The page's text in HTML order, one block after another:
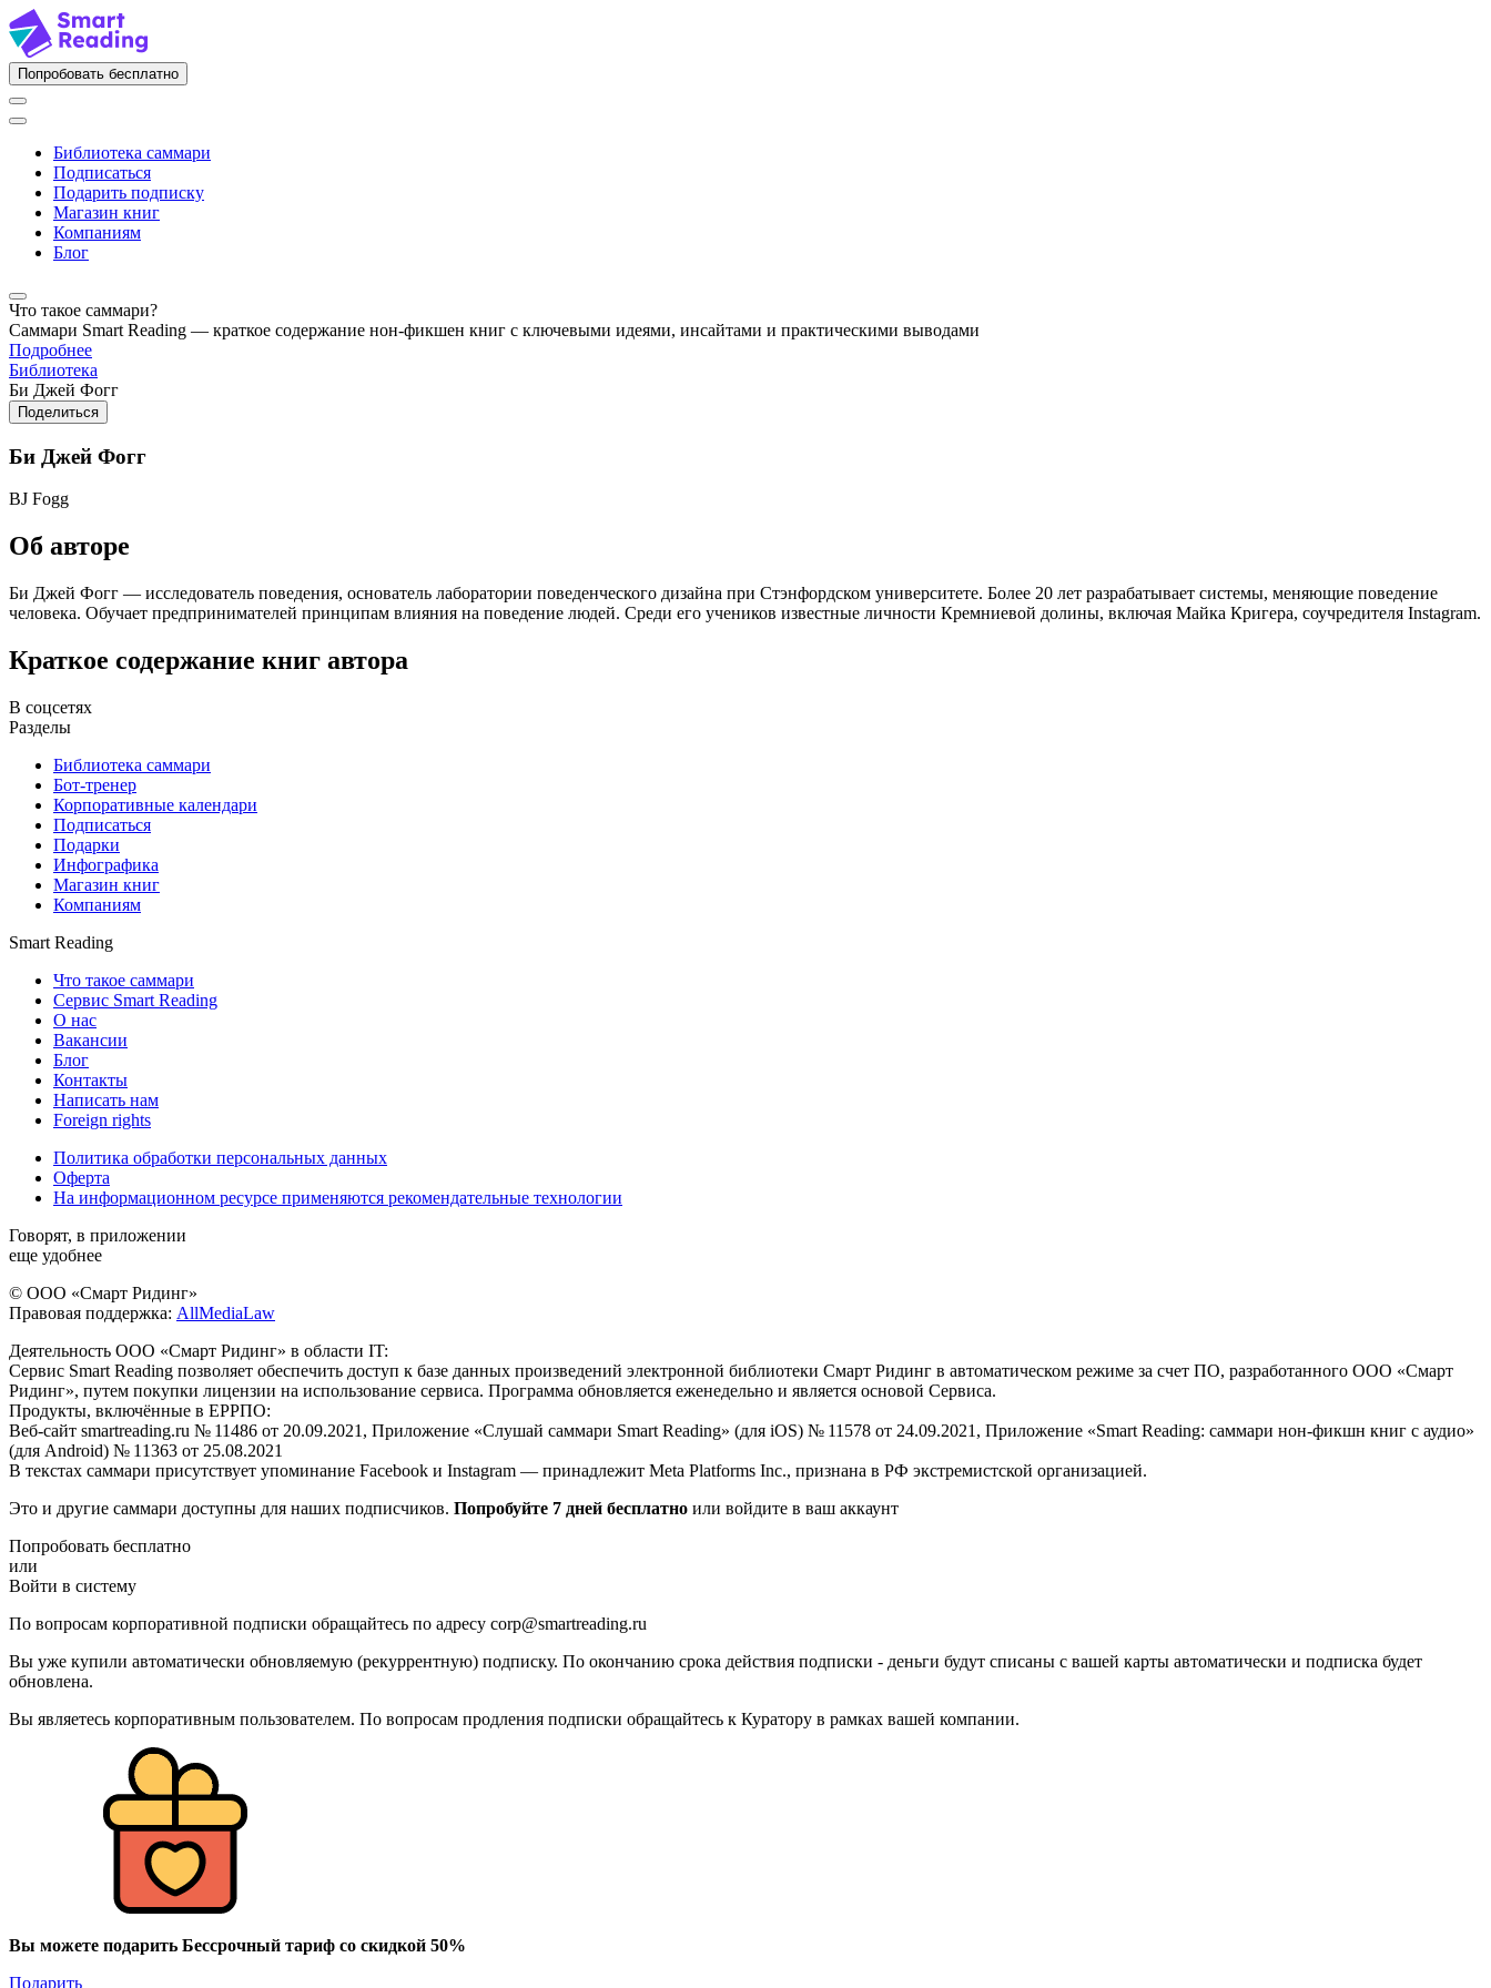
Попробовать бесплатно
Библиотека саммари
Подписаться
Подарить подписку
Магазин книг
Компаниям
Блог
Что такое саммари?
Саммари Smart Reading — краткое содержание нон-фикшен книг с ключевыми идеями, инсайтами и практическими выводами
Подробнее
Библиотека
Би Джей Фогг
Поделиться
Би Джей Фогг
BJ Fogg
Об авторе
Би Джей Фогг — исследователь поведения, основатель лаборатории поведенческого дизайна при Стэнфордском университете. Более 20 лет разрабатывает системы, меняющие поведение
человека. Обучает предпринимателей принципам влияния на поведение людей. Среди его учеников известные личности Кремниевой долины, включая Майка Кригера, соучредителя Instagram.
Краткое содержание книг автора
В соцсетях
Разделы
Библиотека саммари
Бот-тренер
Корпоративные календари
Подписаться
Подарки
Инфографика
Магазин книг
Компаниям
Smart Reading
Что такое саммари
Сервис Smart Reading
О нас
Вакансии
Блог
Контакты
Написать нам
Foreign rights
Политика обработки персональных данных
Оферта
На информационном ресурсе применяются рекомендательные технологии
Говорят, в приложении
еще удобнее
© ООО «Смарт Ридинг»
Правовая поддержка: AllMediaLaw
Деятельность ООО «Смарт Ридинг» в области IT:
Сервис Smart Reading позволяет обеспечить доступ к базе данных произведений электронной библиотеки Смарт Ридинг в автоматическом режиме за счет ПО, разработанного ООО «Смарт
Ридинг», путем покупки лицензии на использование сервиса. Программа обновляется еженедельно и является основой Сервиса.
Продукты, включённые в ЕРРПО:
Веб-сайт smartreading.ru № 11486 от 20.09.2021, Приложение «Слушай саммари Smart Reading» (для iOS) № 11578 от 24.09.2021, Приложение «Smart Reading: саммари нон-фикшн книг с аудио»
(для Android) № 11363 от 25.08.2021
В текстах саммари присутствует упоминание Facebook и Instagram — принадлежит Meta Platforms Inc., признана в РФ экстремистской организацией.
Это и другие саммари доступны для наших подписчиков. Попробуйте 7 дней бесплатно или войдите в ваш аккаунт
Попробовать бесплатно
или
Войти в систему
По вопросам корпоративной подписки обращайтесь по адресу corp@smartreading.ru
Вы уже купили автоматически обновляемую (рекуррентную) подписку. По окончанию срока действия подписки - деньги будут списаны с вашей карты автоматически и подписка будет
обновлена.
Вы являетесь корпоративным пользователем. По вопросам продления подписки обращайтесь к Куратору в рамках вашей компании.
Вы можете подарить Бессрочный тариф со скидкой 50%
Подарить